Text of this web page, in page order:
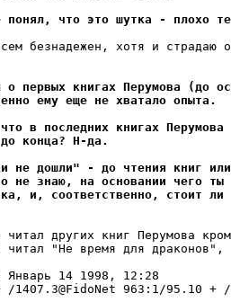
понял, что это шутка - плохо
безнадежен, хотя и страдаю
о первых книгах Перумова (до
ему еще не хватало опыта.
в последних книгах Перумова
конца? H-да.
не дошли" - до чтения книг
не знаю, на основании чего ты
и, соответственно, стоит ли
читал других книг Перумова
читал "Не вpемя для драконов",
Январь 14 1998, 12:28
963:1/95.10 + /